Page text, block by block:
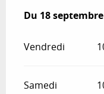
Du 18
Du 18
Vendredi
Samedi